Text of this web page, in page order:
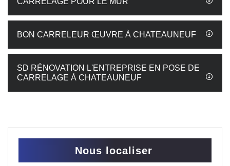
BON CARRELEUR ŒUVRE À CHATEAUNEUF
SD RÉNOVATION L'ENTREPRISE EN POSE DE
CARRELAGE À CHATEAUNEUF
Nous localiser